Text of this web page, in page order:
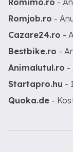
Romimo.ro -
Romjob.ro -
Cazare24.ro -
Bestbike.ro -
Animalutul.ro -
Startapro.hu -
Quoka.de -